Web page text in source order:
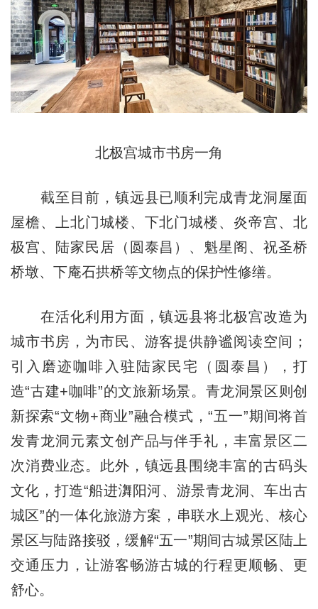
北极宫城市书房一角
截至目前，镇远县已顺利完成青龙洞屋面
屋檐、上北门城楼、下北门城楼、炎帝宫、北
极宫、陆家民居（圆泰昌）、魁星阁、祝圣桥
桥墩、下庵石拱桥等文物点的保护性修缮。
在活化利用方面，镇远县将北极宫改造为
城市书房，为市民、游客提供静谧阅读空间；
引入磨迹咖啡入驻陆家民宅（圆泰昌），打
造“古建+咖啡”的文旅新场景。青龙洞景区则创
新探索“文物+商业”融合模式，“五一”期间将首
发青龙洞元素文创产品与伴手礼，丰富景区二
次消费业态。此外，镇远县围绕丰富的古码头
文化，打造“船进㵲阳河、游景青龙洞、车出古
城区”的一体化旅游方案，串联水上观光、核心
景区与陆路接驳，缓解“五一”期间古城景区陆上
交通压力，让游客畅游古城的行程更顺畅、更
舒心。